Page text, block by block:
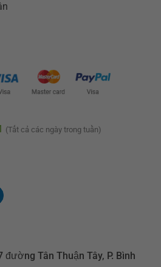
(Tất cả các ngày trong tuần)
đường Tân Thuận Tây, P. Bình